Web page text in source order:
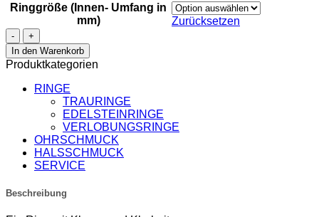
Ringgröße (Innen- Umfang in
mm)
Zurücksetzen
Rosenquarz
Cabochon
Ring
Menge
In den Warenkorb
Produktkategorien
RINGE
TRAURINGE
EDELSTEINRINGE
VERLOBUNGSRINGE
OHRSCHMUCK
HALSSCHMUCK
SERVICE
Beschreibung